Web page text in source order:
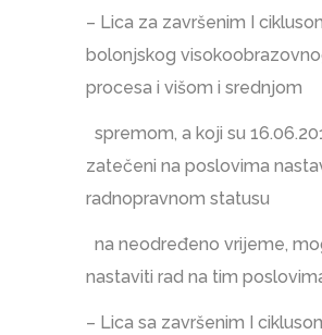
– Lica za završenim I
bolonjskog
procesa i višom i srednjom
spremom, a koji su
zatečeni na poslovima
radnopravnom statusu
na neodređeno vrijeme,
nastaviti rad na tim
– Lica sa završenim I